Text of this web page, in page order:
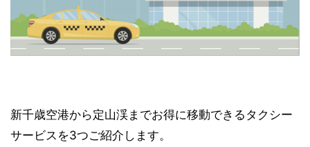
新千歳空港から定山渓までお得に移動できるタクシー
サービスを3つご紹介します。